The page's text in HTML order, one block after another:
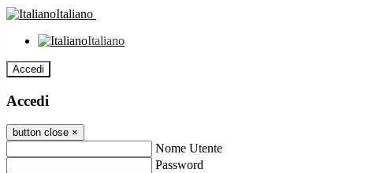
Italiano
Italiano
Accedi
Accedi
button close ×
Nome Utente
Password